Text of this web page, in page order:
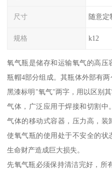
尺寸 随意定
规格 k12
氧气瓶是储存和运输氧气的高压
瓶帽4部分组成。其瓶体外部有
黑漆标明"氧气"两字，用以区别
气体，广泛应用于焊接和切割
气体的移动式容器，压力高，装
使氧气瓶的使用处于不安全的
生命财产造成巨大损失。
先氧气瓶必须保持清洁完好，所